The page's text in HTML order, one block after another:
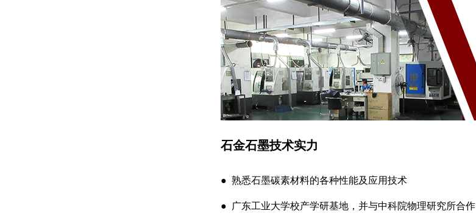
石金石墨技术实力
● 熟悉石墨碳素材料的各种性能及应用技术
● 广东工业大学校产学研基地，并与中科院物理研究所合作